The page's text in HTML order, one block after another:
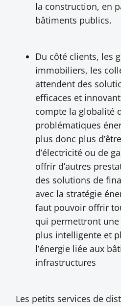
la construction, en
bâtiments publics.
Du côté clients, les
immobiliers, les
attendent des
efficaces et
compte la globalité
problématiques
plus donc plus
d’électricité ou de
offrir d’autres
des solutions de
avec la stratégie
faut pouvoir offrir
qui permettront
plus intelligente et
l’énergie liée aux
infrastructures
Les petits services de